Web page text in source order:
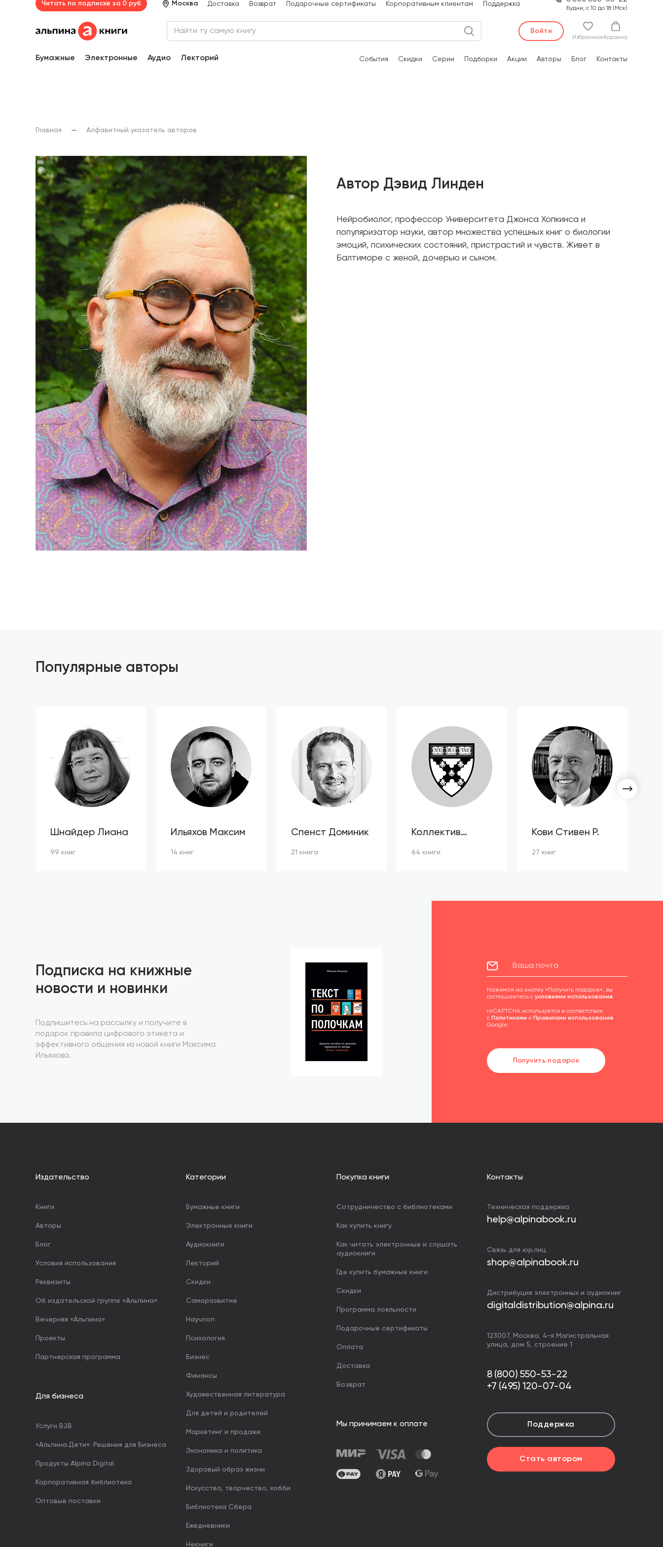
Читать по подписке за 0 руб Москва Доставка Возврат Подарочные сертификаты Корпоративным клиентам Поддержка
Будни, с 10 до 18 (Мск)
Войти
Избранное Корзина
Бумажные Электронные Аудио Лекторий События Скидки Серии Подборки Акции Авторы Блог Контакты
Главная Алфавитный указатель авторов
Автор Дэвид Линден
Нейробиолог, профессор Университета Джонса Хопкинса и
популяризатор науки, автор множества успешных книг о биологии
эмоций, психических состояний, пристрастий и чувств. Живет в
Балтиморе с женой, дочерью и сыном.
Популярные авторы
Шнайдер Лиана
99 книг
Ильяхов Максим
14 книг
Спенст Доминик
21 книга
Коллектив
64 книги
Кови Стивен Р.
27 книг
Подписка на книжные
новости и новинки
Подпишитесь на рассылку и получите в
подарок правила цифрового этикета и
эффективного общения из новой книги Максима
Ильяхова.
Нажимая на кнопку «Получить подарок», вы
соглашаетесь с условиями использования.
reCAPTCHA используется в соответствии
с Политиками и Правилами использования
Google.
Получить подарок
Издательство
Книги
Авторы
Блог
Условия использования
Реквизиты
Об издательской группе «Альпина»
Вечерняя «Альпина»
Проекты
Партнерская программа
Для бизнеса
Услуги B2B
«Альпина.Дети». Решения для Бизнеса
Продукты Alpina Digital
Корпоративная библиотека
Оптовые поставки
Категории
Бумажные книги
Электронные книги
Аудиокниги
Лекторий
Скидки
Саморазвитие
Научпоп
Психология
Бизнес
Финансы
Художественная литература
Для детей и родителей
Маркетинг и продажи
Экономика и политика
Здоровый образ жизни
Искусство, творчество, хобби
Библиотека Сбера
Ежедневники
Некниги
Покупка книги
Сотрудничество с библиотеками
Как купить книгу
Как читать электронные и слушать
аудиокниги
Где купить бумажные книги
Скидки
Программа лояльности
Подарочные сертификаты
Оплата
Доставка
Возврат
Мы принимаем к оплате
Контакты
Техническая поддержка
help@alpinabook.ru
Связь для юр.лиц
shop@alpinabook.ru
Дистрибуция электронных и аудиокниг
digitaldistribution@alpina.ru
123007, Москва, 4-я Магистральная
улица, дом 5, строение 1
8 (800) 550-53-22
+7 (495) 120-07-04
Поддержка
Стать автором